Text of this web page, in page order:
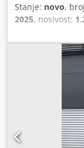
Stanje: novo,
2025, nosivost:
jarbola:simpleks
24 V,
, 5180321
24 V, 60 Ah